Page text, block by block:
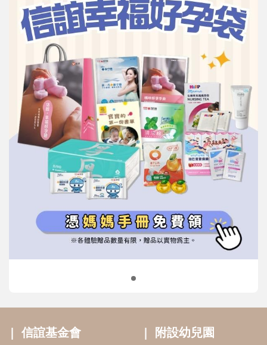
信誼基金會
2022信誼年度報告
2023信誼年度報告
2024信誼年度報告
好孕袋
附設幼兒園
小袋鼠幼師網